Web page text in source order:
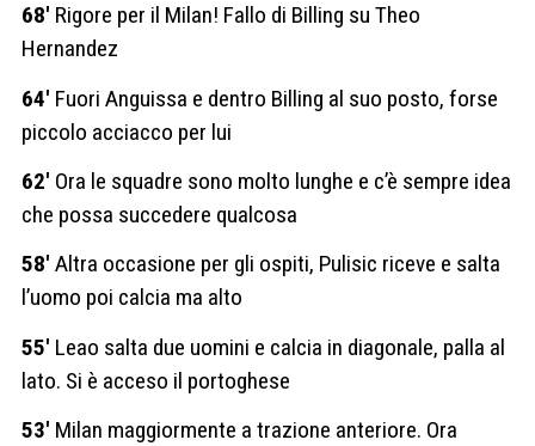
68′ Rigore per il Milan! Fallo di Billing su Theo
Hernandez
64′ Fuori Anguissa e dentro Billing al suo posto, forse
piccolo acciacco per lui
62′ Ora le squadre sono molto lunghe e c’è sempre idea
che possa succedere qualcosa
58′ Altra occasione per gli ospiti, Pulisic riceve e salta
l’uomo poi calcia ma alto
55′ Leao salta due uomini e calcia in diagonale, palla al
lato. Si è acceso il portoghese
53′ Milan maggiormente a trazione anteriore. Ora